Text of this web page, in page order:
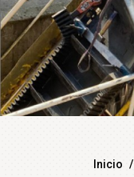
Inicio /